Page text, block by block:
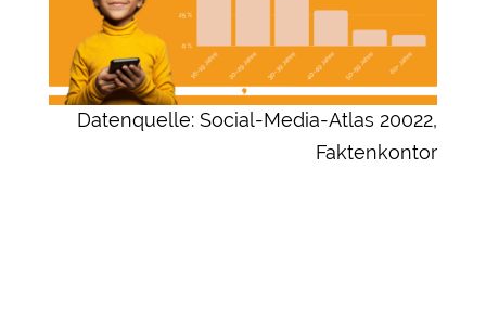
Datenquelle: Social-Media-Atlas 20022,
Faktenkontor